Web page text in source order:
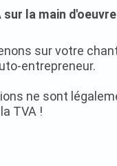
sur la main
sur votre
entrepreneur.
ne sont
TVA !